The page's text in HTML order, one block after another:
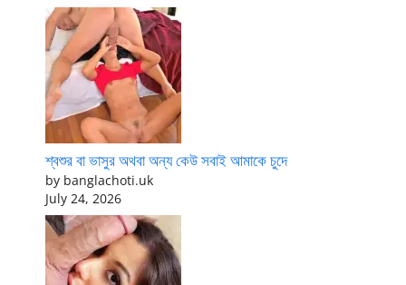
শ্বশুর বা ভাসুর অথবা অন্য কেউ সবাই আমাকে চুদে
by banglachoti.uk
July 24, 2026